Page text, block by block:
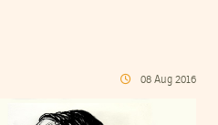
08 Aug 2016